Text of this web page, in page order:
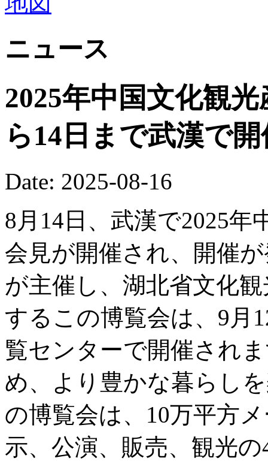
ニュース
2025年中国文化観
ら14日まで武漢で
Date: 2025-08-16
8月14日、武漢で2025年
会見が開催され、開催
が主催し、湖北省文化
するこの博覧会は、9月
覧センターで開催され
め、より豊かな暮らし
の博覧会は、10万平方
示、公演、販売、観光